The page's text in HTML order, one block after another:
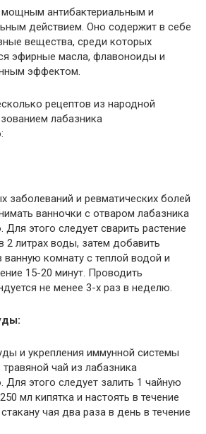
мощным антибактериальным и
действием. Оно содержит в себе
вещества, среди которых
эфирные масла, флавоноиды и
эффектом.
рецептов из народной
лабазника
заболеваний и ревматических болей
ванночки с отваром лабазника
Для этого следует сварить растение
2 литрах воды, затем добавить
ванную комнату с теплой водой и
15-20 минут. Проводить
не менее 3-х раз в неделю.
и укрепления иммунной системы
чай из лабазника
Для этого следует залить 1 чайную
мл кипятка и настоять в течение
чая два раза в день в течение